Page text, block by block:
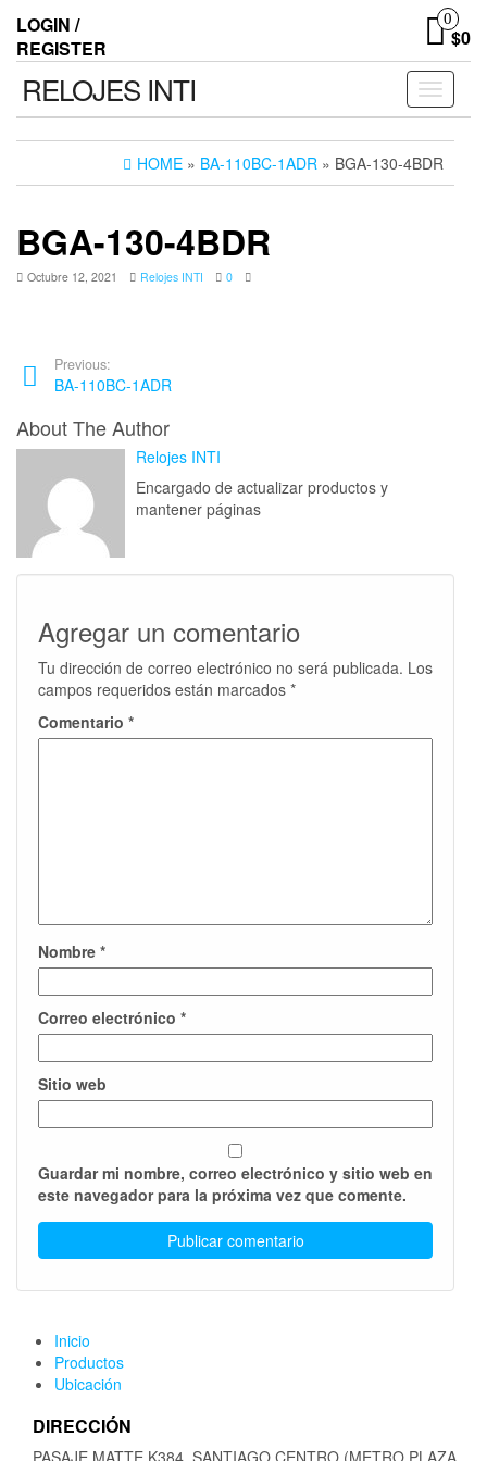
LOGIN /
REGISTER
0
$0
Toggle
RELOJES INTI
HOME » BA-110BC-1ADR » BGA-130-4BDR
BGA-130-4BDR
Octubre 12, 2021 Relojes INTI 0
Previous:
BA-110BC-1ADR
About The Author
Relojes INTI
Encargado de actualizar productos y
mantener páginas
Agregar un comentario
Tu dirección de correo electrónico no será publicada. Los
campos requeridos están marcados *
Comentario *
Nombre *
Correo electrónico *
Sitio web
Guardar mi nombre, correo electrónico y sitio web en
este navegador para la próxima vez que comente.
Inicio
Productos
Ubicación
DIRECCIÓN
PASAJE MATTE K384, SANTIAGO CENTRO (METRO PLAZA